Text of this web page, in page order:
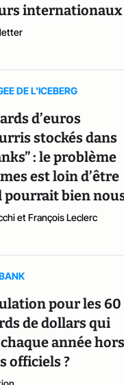
internationaux
DE L'ICEBERG
d’euros
stockés dans
: le problème
est loin d’être
pourrait bien
et François Leclerc
pour les 60
de dollars qui
année hors
officiels ?